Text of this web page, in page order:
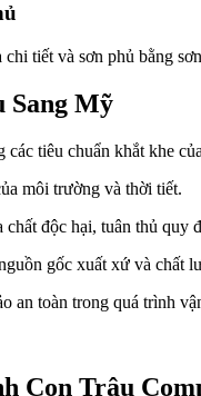
tiết và sơn phủ bằng
Sang Mỹ
tiêu chuẩn khắt khe
môi trường và thời tiết.
chất độc hại, tuân thủ quy
gốc xuất xứ và chất
an toàn trong quá trình
Con Trâu